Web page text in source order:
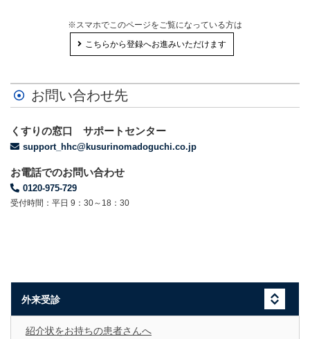
※スマホでこのページをご覧になっている方は
こちらから登録へお進みいただけます
お問い合わせ先
くすりの窓口 サポートセンター
support_hhc@kusurinomadoguchi.co.jp
お電話でのお問い合わせ
0120-975-729
受付時間：平日 9：30～18：30
外来受診
紹介状をお持ちの患者さんへ